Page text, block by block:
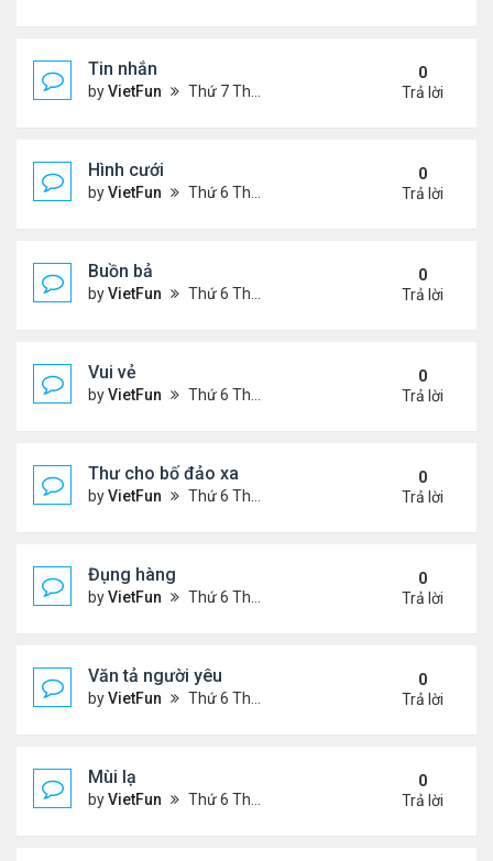
Tin nhắn
byVietFun Thứ 7 Tháng 11 06, 2021 9:42 am
0
Trả lời
Hình cưới
byVietFun Thứ 6 Tháng 11 05, 2021 3:15 pm
0
Trả lời
Buồn bả
byVietFun Thứ 6 Tháng 11 05, 2021 3:12 pm
0
Trả lời
Vui vẻ
byVietFun Thứ 6 Tháng 11 05, 2021 3:07 pm
0
Trả lời
Thư cho bố đảo xa
byVietFun Thứ 6 Tháng 11 05, 2021 3:06 pm
0
Trả lời
Đụng hàng
byVietFun Thứ 6 Tháng 11 05, 2021 3:02 pm
0
Trả lời
Văn tả người yêu
byVietFun Thứ 6 Tháng 11 05, 2021 2:49 pm
0
Trả lời
Mùi lạ
byVietFun Thứ 6 Tháng 11 05, 2021 2:42 pm
0
Trả lời